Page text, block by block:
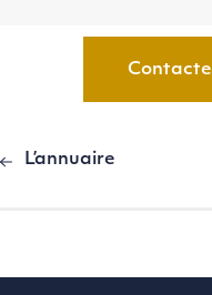
L’annuaire